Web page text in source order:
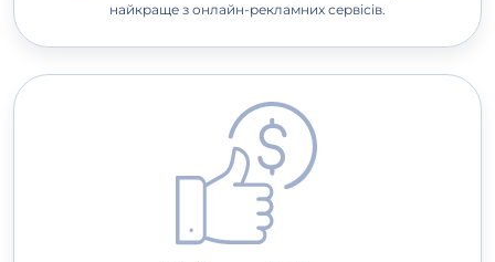
найкраще з онлайн-рекламних сервісів.